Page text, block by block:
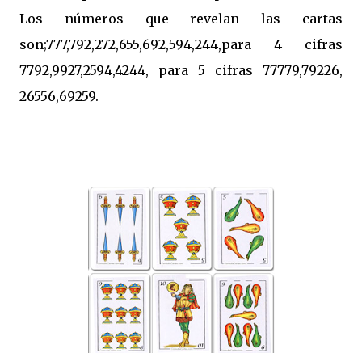
Los números que revelan las cartas
son;777,792,272,655,692,594,244,para 4 cifras
7792,9927,2594,4244, para 5 cifras 77779,79226,
26556,69259.